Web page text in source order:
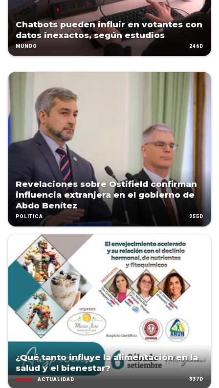
Chatbots pueden influir en votantes con
datos inexactos, según estudios
MUNDO 246D
Revelaciones sobre Ostifield confirman
influencia extranjera en el gobierno de
Abdo Benítez
POLÍTICA 255D
¿Qué tanto influye la alimentación en la
salud y el bienestar?
ACTUALIDAD 337D